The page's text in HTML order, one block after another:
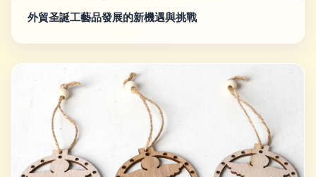
外貿圣誕工藝品發展的新機遇與挑戰